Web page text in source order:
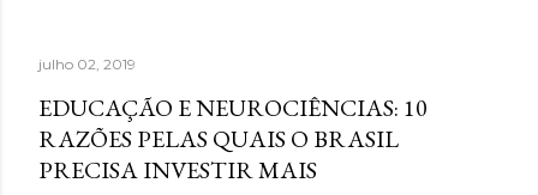
ansiedade. Estaria mentindo se dissesse que estava
completamente livre do risco de recaída, ninguém estava,
mas estava feliz pelo dia finalmente ter chegado. Então,
respirava com mais tranquilidade e mesmo nos dias de
ansiedade, aprendera que o cigarro não era a resposta.
julho 02, 2019
EDUCAÇÃO E NEUROCIÊNCIAS: 10
RAZÕES PELAS QUAIS O BRASIL
PRECISA INVESTIR MAIS